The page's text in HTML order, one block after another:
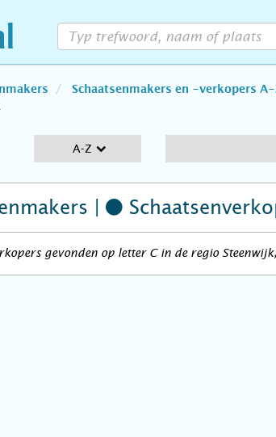
Schaatsenmakers en -verkopers
A-Z
|
gevonden op letter C in de regio